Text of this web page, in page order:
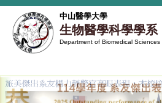
跳
到
主
容
區
中山醫學大學
生物醫學科學學系
Department of Biomedical Sciences